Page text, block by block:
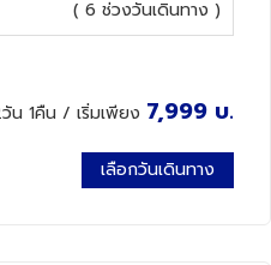
( 6 ช่วงวันเดินทาง )
น 1คืน / เริ่มเพียง 7,999 บ.
เลือกวันเดินทาง